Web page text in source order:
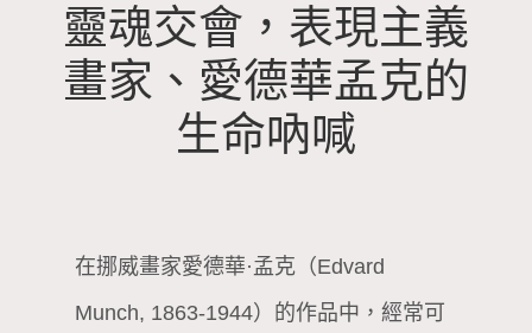
靈魂交會，表現主義
畫家、愛德華孟克的
生命吶喊
在挪威畫家愛德華·孟克（Edvard
Munch, 1863-1944）的作品中，經常可